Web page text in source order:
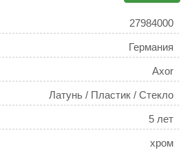
27984000
Германия
Axor
Латунь / Пластик / Стекло
5 лет
хром